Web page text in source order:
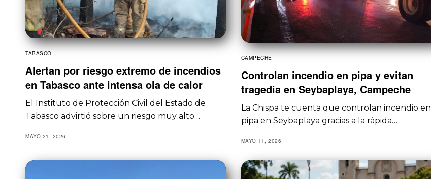
TABASCO
Alertan por riesgo extremo de incendios
en Tabasco ante intensa ola de calor
El Instituto de Protección Civil del Estado de
Tabasco advirtió sobre un riesgo muy alto…
MAYO 21, 2026
CAMPECHE
Controlan incendio en pipa y evitan
tragedia en Seybaplaya, Campeche
La Chispa te cuenta que controlan incendio en
pipa en Seybaplaya gracias a la rápida…
MAYO 11, 2026